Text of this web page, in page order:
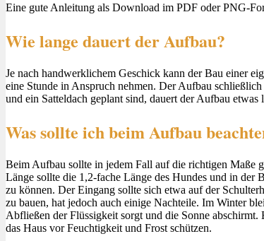
Eine gute Anleitung als Download im PDF oder PNG-
Wie lange dauert der Aufbau?
Je nach handwerklichem Geschick kann der Bau einer
eine Stunde in Anspruch nehmen. Der Aufbau
und ein Satteldach geplant sind, dauert der Aufbau
Was sollte ich beim Aufbau
Beim Aufbau sollte in jedem Fall auf die richtigen Maße
Länge sollte die 1,2-fache Länge des Hundes und in der
zu können. Der Eingang sollte sich etwa auf der
zu bauen, hat jedoch auch einige Nachteile. Im Winter
Abfließen der Flüssigkeit sorgt und die Sonne
das Haus vor Feuchtigkeit und Frost schützen.